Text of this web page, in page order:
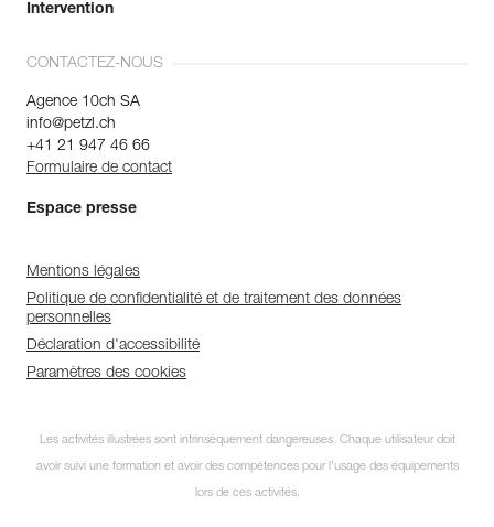
Intervention
CONTACTEZ-NOUS
Agence 10ch SA
info@petzl.ch
+41 21 947 46 66
Formulaire de contact
Espace presse
Mentions légales
Politique de confidentialité et de traitement des données
personnelles
Déclaration d'accessibilité
Paramètres des cookies
Les activités illustrées sont intrinsèquement dangereuses. Chaque utilisateur doit
avoir suivi une formation et avoir des compétences pour l’usage des équipements
lors de ces activités.